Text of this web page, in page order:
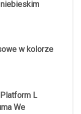
w kolorze
L
We